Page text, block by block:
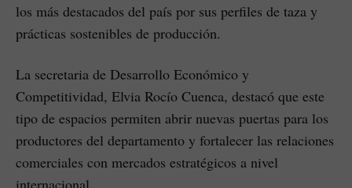
los más destacados del país por sus perfiles de taza y
prácticas sostenibles de producción.
La secretaria de Desarrollo Económico y
Competitividad, Elvia Rocío Cuenca, destacó que este
tipo de espacios permiten abrir nuevas puertas para los
productores del departamento y fortalecer las relaciones
comerciales con mercados estratégicos a nivel
internacional.